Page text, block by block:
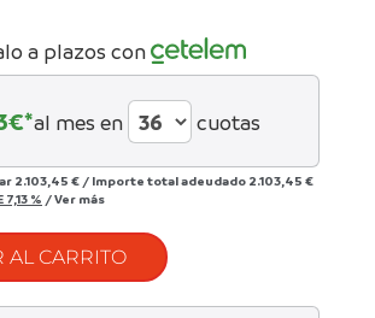
de bicicletas
a plazos con
€*al mes en cuotas
2.103,45 € / Importe total adeudado 2.103,45 €
7,13 % /Ver más
AL CARRITO